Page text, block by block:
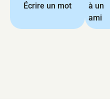
Écrire un mot
à un
ami